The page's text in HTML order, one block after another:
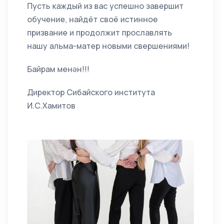
Пусть каждый из вас успешно завершит
обучение, найдёт своё истинное
призвание и продолжит прославлять
нашу альма-матер новыми свершениями!
Байрам менән!!!
Директор Сибайского института
И.С.Хамитов